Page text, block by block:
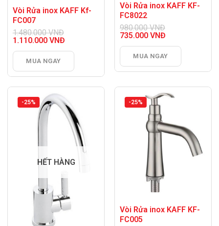
Vòi Rửa inox KAFF Kf-
FC007
1.480.000VNĐ
Giá
là:
1.480.000 VNĐ.
1.110.000 VNĐ
hiện
là:
1.110.000 VNĐ.
MUA NGAY
Vòi Rửa inox KAFF KF-
FC8022
980.000VNĐ
Giá
là:
980.000 VNĐ.
735.000 VNĐ
hiện
là:
735.000 VNĐ.
MUA NGAY
-25%
HẾT HÀNG
-25%
Vòi Rửa inox KAFF KF-
FC005